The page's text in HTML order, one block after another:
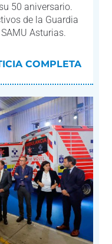
50 aniversario.
de la Guardia
Asturias.
COMPLETA